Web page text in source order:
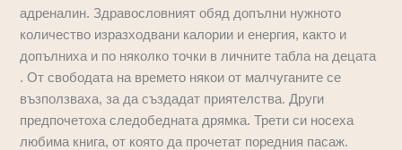
адреналин. Здравословният обяд допълни нужното
количество изразходвани калории и енергия, както и
допълниха и по няколко точки в личните табла на децата
. От свободата на времето някои от малчуганите се
възползваха, за да създадат приятелства. Други
предпочетоха следобедната дрямка. Трети си носеха
любима книга, от която да прочетат поредния пасаж.